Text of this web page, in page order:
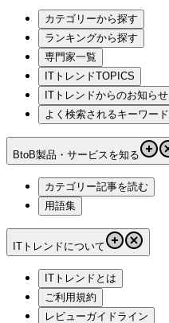
カテゴリーから探す
ランキングから探す
専門家一覧
ITトレンドTOPICS
ITトレンドからのお知らせ
よく検索されるキーワード
BtoB製品・サービスを知る
カテゴリー記事を読む
用語集
ITトレンドについて
ITトレンドとは
ご利用規約
レビューガイドライン